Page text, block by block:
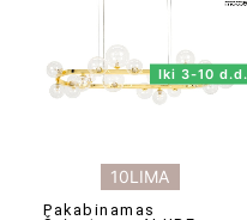
10LIMA
Iki 3-10 d.d.
Pakabinamas